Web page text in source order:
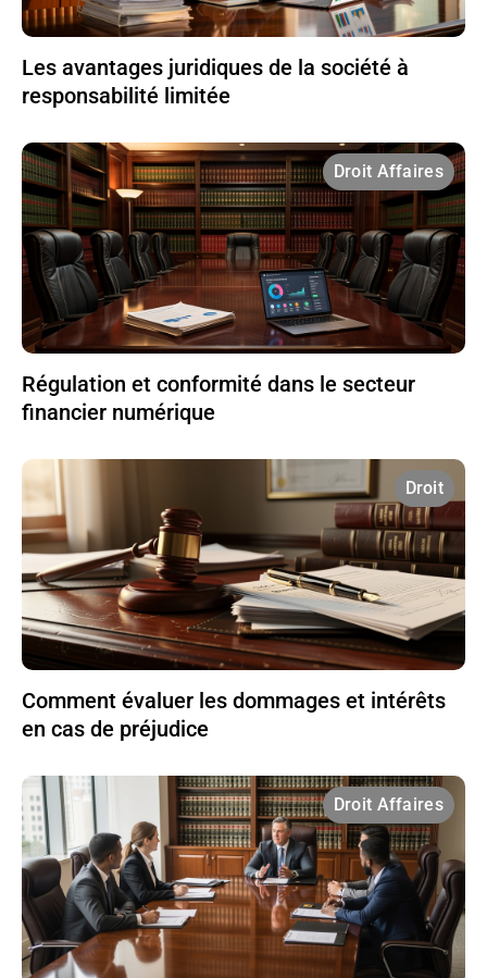
Les avantages juridiques de la société à
responsabilité limitée
Droit Affaires
Régulation et conformité dans le secteur
financier numérique
Droit
Comment évaluer les dommages et intérêts
en cas de préjudice
Droit Affaires